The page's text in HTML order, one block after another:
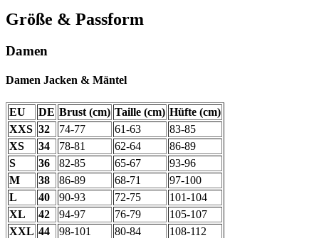
Größe & Passform
Damen
Damen Jacken & Mäntel
EU DE Brust (cm) Taille (cm) Hüfte (cm)
XXS 32 74-77 61-63
83-85
XS
34 78-81 62-64
86-89
S
36 82-85 65-67
93-96
M
38 86-89 68-71
97-100
L
40 90-93 72-75
101-104
XL
42 94-97 76-79
105-107
XXL 44 98-101 80-84
108-112